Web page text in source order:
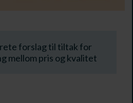
forslag til tiltak for
mellom pris og kvalitet